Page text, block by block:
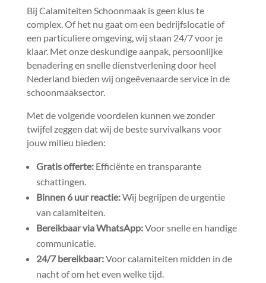
Bij Calamiteiten Schoonmaak is geen klus te
complex.​ Of het nu gaat om een bedrijfslocatie of
een particuliere omgeving, wij staan 24/7 voor je
klaar.​ Met onze deskundige aanpak, persoonlijke
benadering en snelle dienstverlening door heel
Nederland bieden wij ongeëvenaarde service in de
schoonmaaksector.​
Met de volgende voordelen kunnen we zonder
twijfel zeggen dat wij de beste survivalkans voor
jouw milieu bieden:
Gratis offerte:Efficiënte en transparante
schattingen.​
Binnen 6 uur reactie:Wij begrijpen de urgentie
van calamiteiten.​
Bereikbaar via WhatsApp:Voor snelle en handige
communicatie.​
24/7 bereikbaar:Voor calamiteiten midden in de
nacht of om het even welke tijd.​